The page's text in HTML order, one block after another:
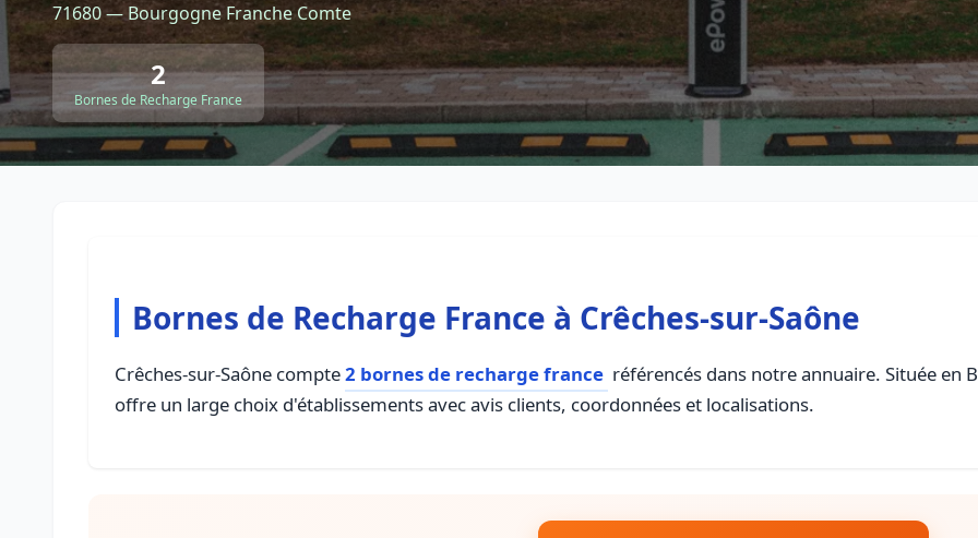
71680 — Bourgogne Franche Comte
2
Bornes de Recharge France
Bornes de Recharge France à Crêches-sur-Saône
Crêches-sur-Saône compte2 bornes de recharge france référencés dans notre annuaire. Située en
offre un large choix d'établissements avec avis clients, coordonnées et localisations.